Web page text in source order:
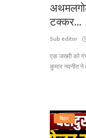
टक्कर...
Sub editor
एक जख्मी को
कुमार नवनीत ने
बिहार